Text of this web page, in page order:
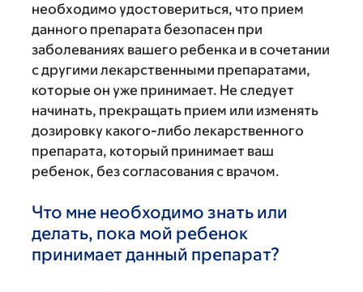
необходимо удостовериться, что прием
данного препарата безопасен при
заболеваниях вашего ребенка и в сочетании
с другими лекарственными препаратами,
которые он уже принимает. Не следует
начинать, прекращать прием или изменять
дозировку какого-либо лекарственного
препарата, который принимает ваш
ребенок, без согласования с врачом.
Что мне необходимо знать или
делать, пока мой ребенок
принимает данный препарат?